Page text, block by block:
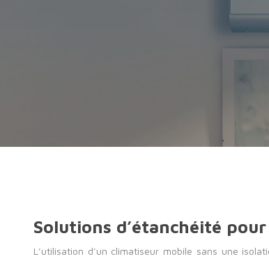
Solutions d’étanchéité
L’utilisation d’un climatiseur mobile sans une